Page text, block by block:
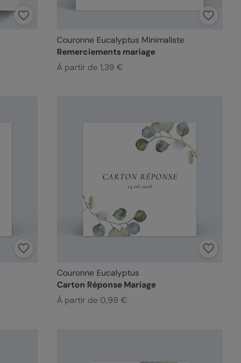
Couronne Eucalyptus Minimaliste
Remerciements mariage
À partir de 1,39 €
Couronne Eucalyptus
Carton Réponse Mariage
À partir de 0,99 €